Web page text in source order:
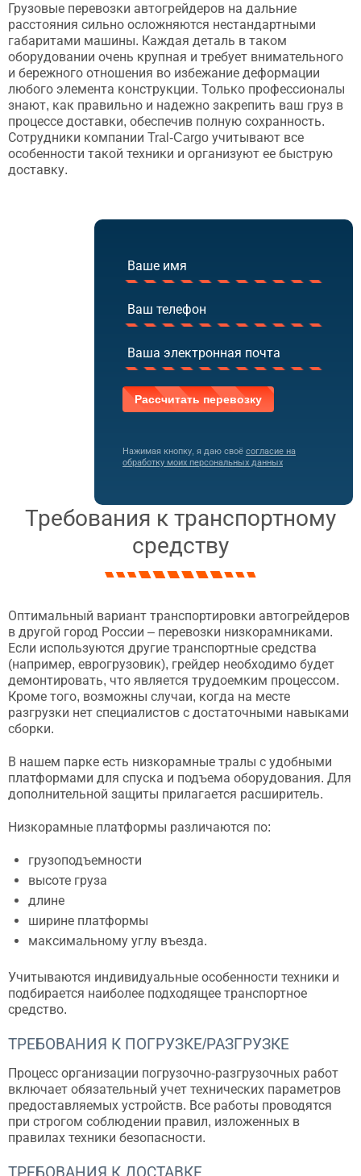
Грузовые перевозки автогрейдеров на дальние
расстояния сильно осложняются нестандартными
габаритами машины. Каждая деталь в таком
оборудовании очень крупная и требует внимательного
и бережного отношения во избежание деформации
любого элемента конструкции. Только профессионалы
знают, как правильно и надежно закрепить ваш груз в
процессе доставки, обеспечив полную сохранность.
Сотрудники компании Tral-Cargo учитывают все
особенности такой техники и организуют ее быструю
доставку.
Нажимая кнопку, я даю своё согласие на
обработку моих персональных данных
Требования к транспортному
средству
Оптимальный вариант транспортировки автогрейдеров
в другой город России – перевозки низкорамниками.
Если используются другие транспортные средства
(например, еврогрузовик), грейдер необходимо будет
демонтировать, что является трудоемким процессом.
Кроме того, возможны случаи, когда на месте
разгрузки нет специалистов с достаточными навыками
сборки.
В нашем парке есть низкорамные тралы с удобными
платформами для спуска и подъема оборудования. Для
дополнительной защиты прилагается расширитель.
Низкорамные платформы различаются по:
грузоподъемности
высоте груза
длине
ширине платформы
максимальному углу въезда.
Учитываются индивидуальные особенности техники и
подбирается наиболее подходящее транспортное
средство.
ТРЕБОВАНИЯ К ПОГРУЗКЕ/РАЗГРУЗКЕ
Процесс организации погрузочно-разгрузочных работ
включает обязательный учет технических параметров
предоставляемых устройств. Все работы проводятся
при строгом соблюдении правил, изложенных в
правилах техники безопасности.